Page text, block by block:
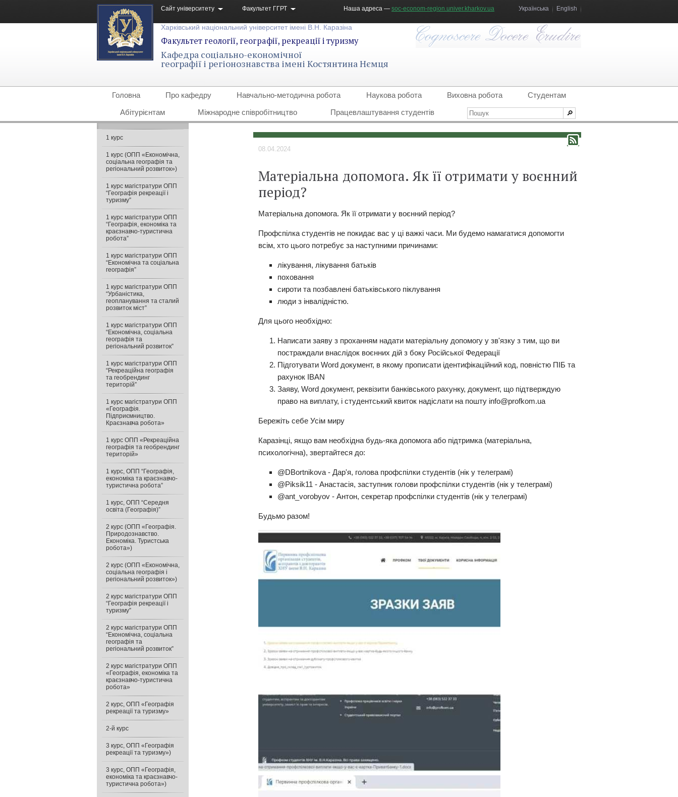
Сайт університету Факультет ГГРТ Українська English
Наша адреса — soc-econom-region.univer.kharkov.ua
Харківський національний університет імені В.Н. Каразіна
Факультет геології, географії, рекреації і туризму
Кафедра соціально-економічної
географії і регіонознавства імені Костянтина Нємця
Головна Про кафедру Навчально-методична робота Наукова робота Виховна робота
Студентам
Абітурієнтам
Міжнародне співробітництво Працевлаштування студентів
08.04.2024
Матеріальна допомога. Як її отримати у воєнний
період?
Матеріальна допомога. Як її отримати у воєнний період?
Профспілка студентів не покидає вас у ці важкі часи. Ми будемо намагатися допомогти
всім, хто цього потребує за наступними причинами:
лікування, лікування батьків
поховання
сироти та позбавлені батьківського піклування
люди з інвалідністю.
Для цього необхідно:
Написати заяву з проханням надати матеріальну допомогу у зв'язку з тим, що ви
постраждали внаслідок воєнних дій з боку Російської Федерації
Підготувати Word документ, в якому прописати ідентифікаційний код, повністю ПІБ та
рахунок IBAN
Заяву, Word документ, реквізити банківського рахунку, документ, що підтверждую
право на виплату, і студентський квиток надіслати на пошту info@profkom.ua
Бережіть себе Усім миру
Каразінці, якщо вам необхідна будь-яка допомога або підтримка (матеріальна,
психологічна), звертайтеся до:
@DBortnikova - Дар'я, голова профспілки студентів (нік у телеграмі)
@Piksik11 - Анастасія, заступник голови профспілки студентів (нік у телеграмі)
@ant_vorobyov - Антон, секретар профспілки студентів (нік у телеграмі)
Будьмо разом!
1 курс
1 курс (ОПП «Економічна,
соціальна географія та
регіональний розвиток»)
1 курс магістратури ОПП
“Географія рекреації і
туризму”
1 курс магістратури ОПП
“Географія, економіка та
краєзнавчо-туристична
робота”
1 курс магістратури ОПП
“Економічна та соціальна
географія”
1 курс магістратури ОПП
“Урбаністика,
геопланування та сталий
розвиток міст”
1 курс магістратури ОПП
“Економічна, соціальна
географія та
регіональний розвиток”
1 курс магістратури ОПП
“Рекреаційна географія
та геобрендинг
територій”
1 курс магістратури ОПП
«Географія.
Підприємництво.
Краєзнавча робота»
1 курс ОПП «Рекреаційна
географія та геобрендинг
територій»
1 курс, ОПП “Географія,
економіка та краєзнавчо-
туристична робота”
1 курс, ОПП “Середня
освіта (Географія)”
2 курс (ОПП «Географія.
Природознавство.
Економіка. Туристська
робота»)
2 курс (ОПП «Економічна,
соціальна географія і
регіональний розвиток»)
2 курс магістратури ОПП
“Географія рекреації і
туризму”
2 курс магістратури ОПП
“Економічна, соціальна
географія та
регіональний розвиток”
2 курс магістратури ОПП
«Географія, економіка та
краєзнавчо-туристична
робота»
2 курс, ОПП «Географія
рекреації та туризму»
2-й курс
3 курс, ОПП «Географія
рекреації та туризму»)
3 курс, ОПП «Географія,
економіка та краєзнавчо-
туристична робота»)